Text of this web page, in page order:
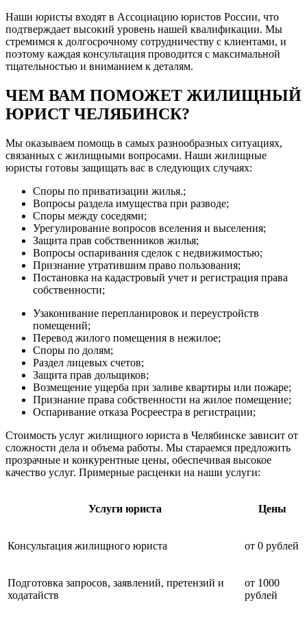
Наши юристы входят в Ассоциацию юристов России, что
подтверждает высокий уровень нашей квалификации. Мы
стремимся к долгосрочному сотрудничеству с клиентами, и
поэтому каждая консультация проводится с максимальной
тщательностью и вниманием к деталям.
ЧЕМ ВАМ ПОМОЖЕТ ЖИЛИЩНЫЙ
ЮРИСТ ЧЕЛЯБИНСК?
Мы оказываем помощь в самых разнообразных ситуациях,
связанных с жилищными вопросами. Наши жилищные
юристы готовы защищать вас в следующих случаях:
Споры по приватизации жилья.;
Вопросы раздела имущества при разводе;
Споры между соседями;
Урегулирование вопросов вселения и выселения;
Защита прав собственников жилья;
Вопросы оспаривания сделок с недвижимостью;
Признание утратившим право пользования;
Постановка на кадастровый учет и регистрация права
собственности;
Узаконивание перепланировок и переустройств
помещений;
Перевод жилого помещения в нежилое;
Споры по долям;
Раздел лицевых счетов;
Защита прав дольщиков;
Возмещение ущерба при заливе квартиры или пожаре;
Признание права собственности на жилое помещение;
Оспаривание отказа Росреестра в регистрации;
Стоимость услуг жилищного юриста в Челябинске зависит от
сложности дела и объема работы. Мы стараемся предложить
прозрачные и конкурентные цены, обеспечивая высокое
качество услуг. Примерные расценки на наши услуги:
Услуги юриста Цены
Консультация жилищного юриста от 0 рублей
Подготовка запросов, заявлений, претензий и
ходатайств
от 1000
рублей